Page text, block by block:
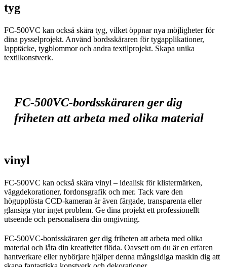
tyg
FC-500VC kan också skära tyg, vilket öppnar nya möjligheter för
dina pysselprojekt. Använd bordsskäraren för tygapplikationer,
lapptäcke, tygblommor och andra textilprojekt. Skapa unika
textilkonstverk.
FC-500VC-bordsskäraren ger dig
friheten att arbeta med olika material
vinyl
FC-500VC kan också skära vinyl – idealisk för klistermärken,
väggdekorationer, fordonsgrafik och mer. Tack vare den
högupplösta CCD-kameran är även färgade, transparenta eller
glansiga ytor inget problem. Ge dina projekt ett professionellt
utseende och personalisera din omgivning.
FC-500VC-bordsskäraren ger dig friheten att arbeta med olika
material och låta din kreativitet flöda. Oavsett om du är en erfaren
hantverkare eller nybörjare hjälper denna mångsidiga maskin dig att